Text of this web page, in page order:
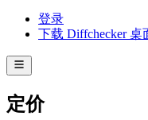
登录
下载 Diffchecker 桌
定价